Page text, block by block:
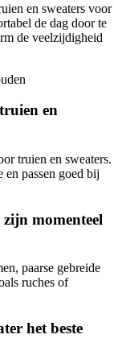
en sweaters voor
de dag door te
de veelzijdigheid
en
truien en sweaters.
en passen goed bij
momenteel
paarse gebreide
ruches of
het beste